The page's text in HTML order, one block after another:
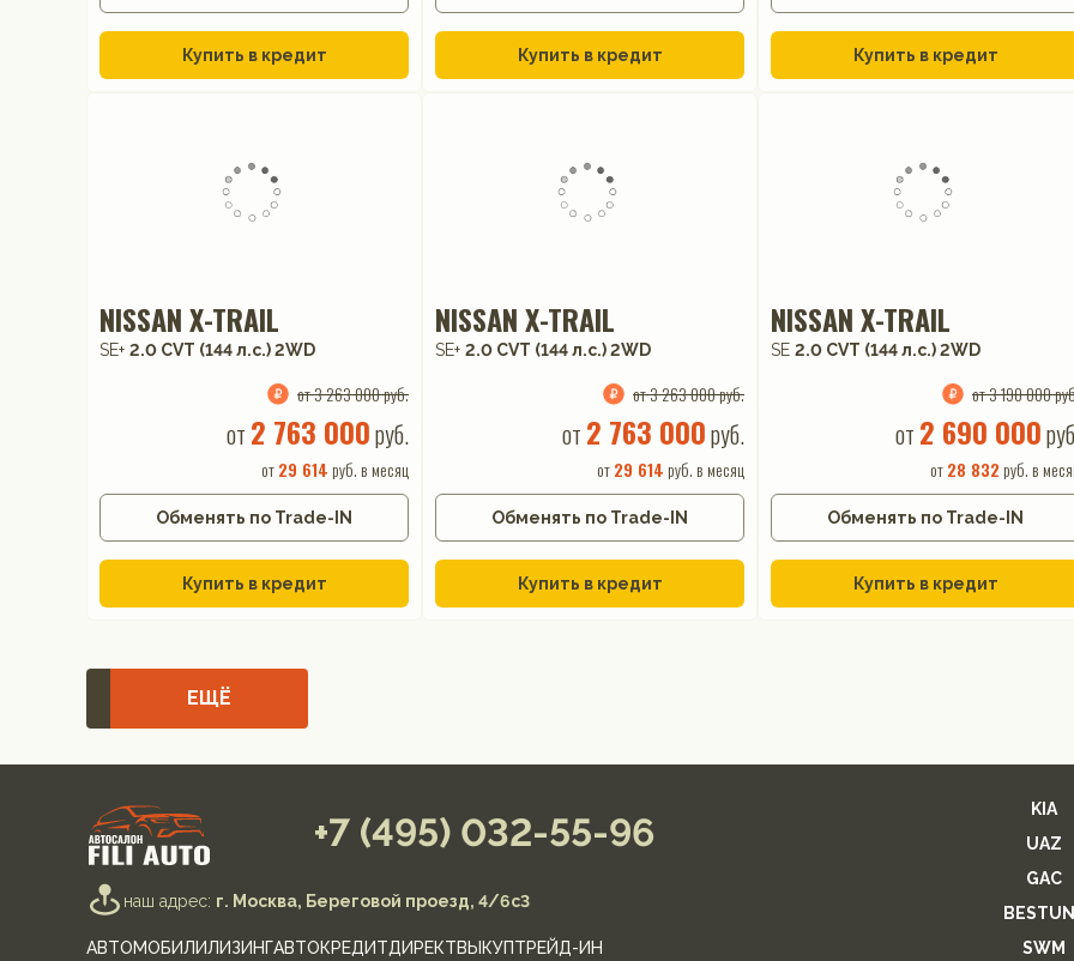
Купить в кредит Купить в кредит Купить в кредит
NISSAN X-TRAIL
SE+ 2.0 CVT (144 л.с.) 2WD
от 3 263 000 руб.
от 2 763 000руб.
от29 614 руб. в месяц
Обменять по Trade-IN
Купить в кредит
NISSAN X-TRAIL
SE+ 2.0 CVT (144 л.с.) 2WD
от 3 263 000 руб.
от 2 763 000руб.
от29 614 руб. в месяц
Обменять по Trade-IN
Купить в кредит
NISSAN X-TRAIL
SE 2.0 CVT (144 л.с.) 2WD
от 3 190 000
от 2 690 000
от28 832 руб. в
Обменять по Trade-IN
Купить в кредит
ЕЩЁ
+7 (495) 032-55-96
наш адрес: г. Москва, Береговой проезд, 4/6с3
АВТОМОБИЛИЛИЗИНГАВТОКРЕДИТДИРЕКТВЫКУПТРЕЙД-ИН
KIA
UAZ
GAC
SWM